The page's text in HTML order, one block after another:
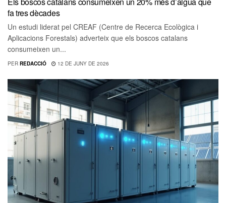
fa tres dècades
Un estudi liderat pel CREAF (Centre de Recerca Ecològica i
Aplicacions Forestals) adverteix que els boscos catalans
consumeixen un...
PER REDACCIÓ 12 DE JUNY DE 2026